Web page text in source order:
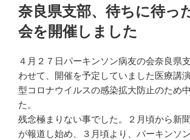
稿
日:
奈良県支部、待ちに待っ
会を開催しました
４月２７日パーキンソン病友の会奈良県
わせて、開催を予定していました医療講
型コロナウイルスの感染拡大防止のため
た。
残念極まりない事でした。２月頃から新
が報道し始め、３月頃より、パーキンソ